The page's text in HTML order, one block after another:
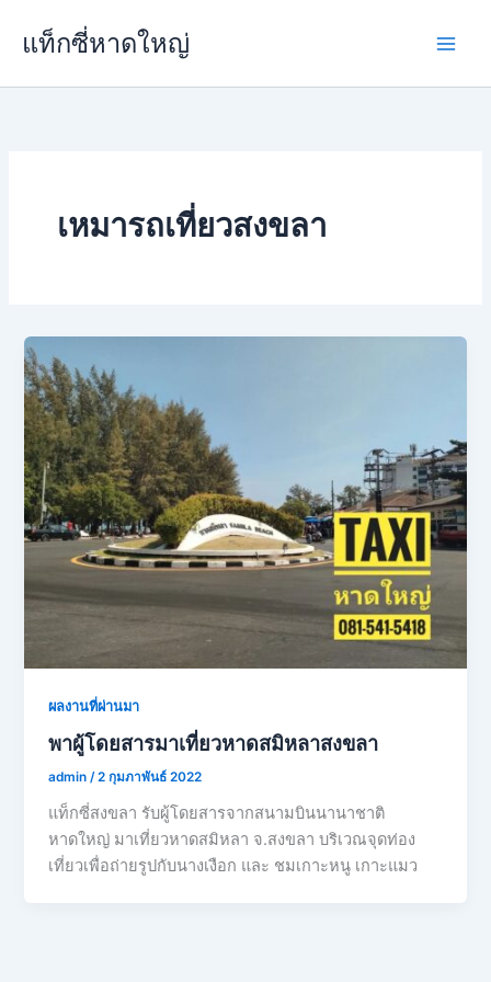
แท็กซี่หาดใหญ่
เหมารถเที่ยวสงขลา
ผลงานที่ผ่านมา
พาผู้โดยสารมาเที่ยวหาดสมิหลาสงขลา
admin/2 กุมภาพันธ์ 2022
แท็กซี่สงขลา รับผู้โดยสารจากสนามบินนานาชาติ
หาดใหญ่ มาเที่ยวหาดสมิหลา จ.สงขลา บริเวณจุดท่อง
เที่ยวเพื่อถ่ายรูปกับนางเงือก และ ชมเกาะหนู เกาะแมว